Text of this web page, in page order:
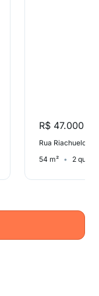
R$ 47.000
Rua Riachuelo,
54 m²
2